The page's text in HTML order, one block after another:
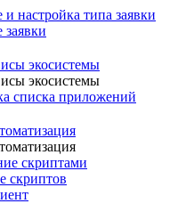
и настройка типа заявки
заявки
экосистемы
экосистемы
списка приложений
скриптами
скриптов